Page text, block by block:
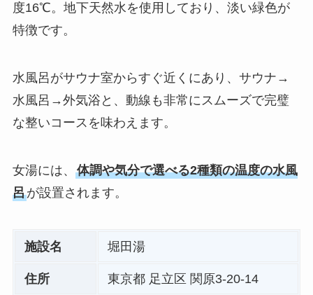
度16℃。地下天然水を使用しており、淡い緑色が
特徴です。
水風呂がサウナ室からすぐ近くにあり、サウナ→
水風呂→外気浴と、動線も非常にスムーズで完璧
な整いコースを味わえます。
女湯には、 体調や気分で選べる2種類の温度の水風
呂が設置されます。
施設名 堀田湯
住所 東京都 足立区 関原3-20-14